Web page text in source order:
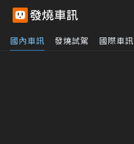
國內車訊 發燒試駕 國際車訊